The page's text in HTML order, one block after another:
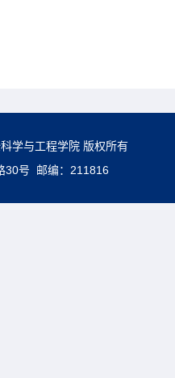
学与工程学院 版权所有
30号 邮编：211816